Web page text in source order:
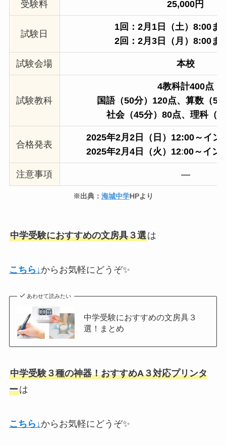
受験料 25,000円
試験日
1回：2月1日（土）8:00ま
2回：2月3日（月）8:00ま
試験会場 本校
試験教科
4教科計400点
国語（50分）120点、 算数（50
社会（45分）80点、 理科（
合格発表
2025年2月2日（日）12:00～イン
2025年2月4日（火）12:00～イン
注意事項 ―
※出典： 海城中学HPより
中学受験におすすめの文房具３選は
こちら↓からお気軽にどうぞ✨
あわせて読みたい
中学受験におすすめの文房具３
選！まとめ
中学受験３種の神器！おすすめA３対応プリンタ
ーは
こちら↓からお気軽にどうぞ✨